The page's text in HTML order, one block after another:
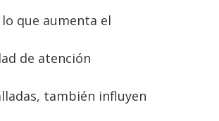
que aumenta el
de atención
también influyen